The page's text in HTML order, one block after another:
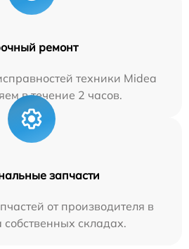
ремонт
техники Midea
в течение 2 часов.
запчасти
от производителя в
складах.